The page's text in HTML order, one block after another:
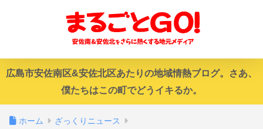
広島市安佐南区&安佐北区あたりの地域情熱ブログ。さあ、
僕たちはこの町でどうイキるか。
ホーム ざっくりニュース